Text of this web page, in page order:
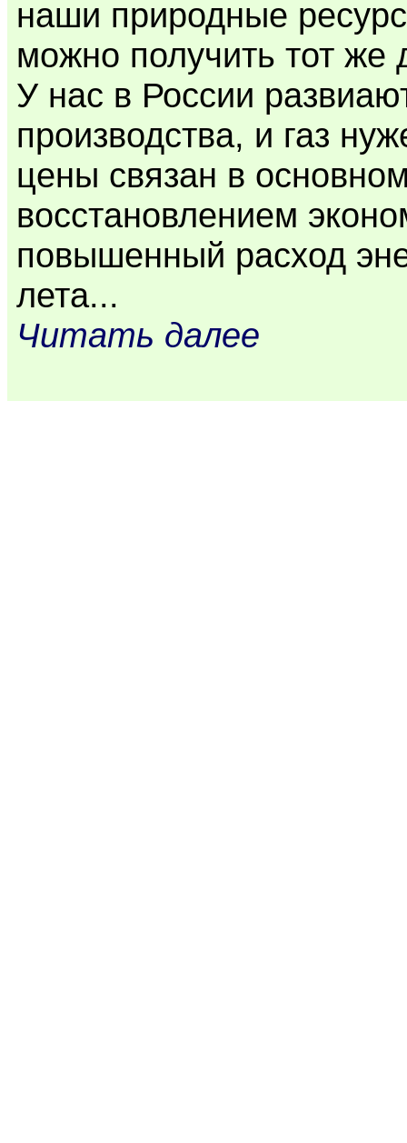
наши природные
можно получить тот
У нас в России
производства, и газ
цены связан в
восстановлением
повышенный расход
лета...
Читать далее